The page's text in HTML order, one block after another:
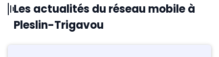
Les actualités du réseau mobile à
Pleslin-Trigavou